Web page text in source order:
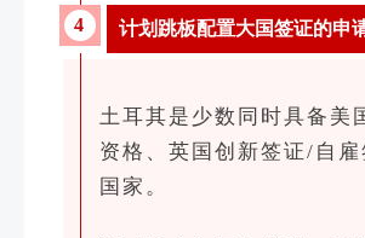
4 计划跳板配置大国签证的申
土耳其是少数同时具备美
资格、英国创新签证/自雇
国家。